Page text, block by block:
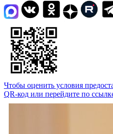
Чтобы оценить условия
QR-код или перейдите по